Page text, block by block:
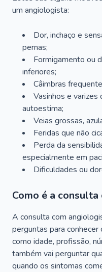
um angiologista:
Dor, inchaço e
pernas;
Formigamento ou
inferiores;
Câimbras
Vasinhos e
autoestima;
Veias grossas,
Feridas que não
Perda da
especialmente em
Dificuldades ou
Como é a
A consulta com
perguntas para
como idade, profissão,
também vai perguntar
quando os sintomas